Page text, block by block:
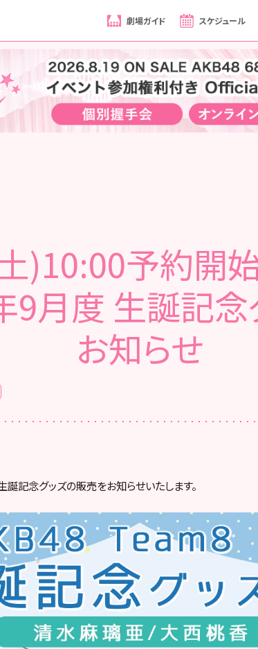
劇場ガイド スケジュール
)10:00予約開
9月度 生誕記念
お知らせ
記念グッズの販売をお知らせいたします。